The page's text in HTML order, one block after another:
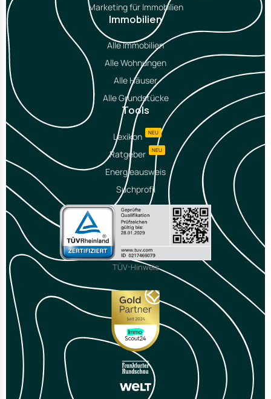
Marketing für Immobilien
Immobilien
Alle Immobilien
Alle Wohnungen
Alle Häuser
Alle Grundstücke
Tools
Lexikon NEU
Ratgeber NEU
Energieausweis
Suchprofil
TÜV-Hinweis